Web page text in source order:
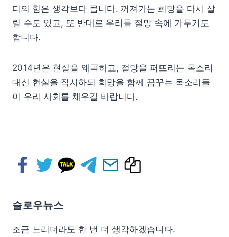
디의 힘은 생각보다 큽니다. 꺼져가는 희망을 다시 살
릴 수도 있고, 또 반대로 우리를 절망 속에 가두기도
합니다.
2014년은 현실을 왜곡하고, 절망을 퍼뜨리는 목소리
대신 현실을 직시하되 희망을 함께 꿈꾸는 목소리들
이 우리 사회를 채우길 바랍니다.
슬로우뉴스
조금 느리더라도 한 번 더 생각하겠습니다.